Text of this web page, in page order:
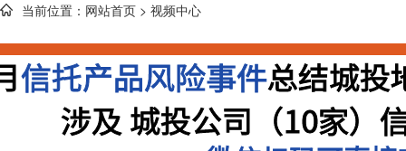
当前位置： 网站首页 > 视频中心